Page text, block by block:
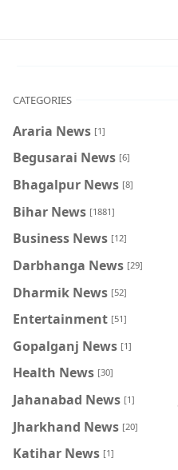
CATEGORIES
Araria News [1]
Begusarai News [6]
Bhagalpur News [8]
Bihar News [1881]
Business News [12]
Darbhanga News [29]
Dharmik News [52]
Entertainment [51]
Gopalganj News [1]
Health News [30]
Jahanabad News [1]
Jharkhand News [20]
Katihar News [1]